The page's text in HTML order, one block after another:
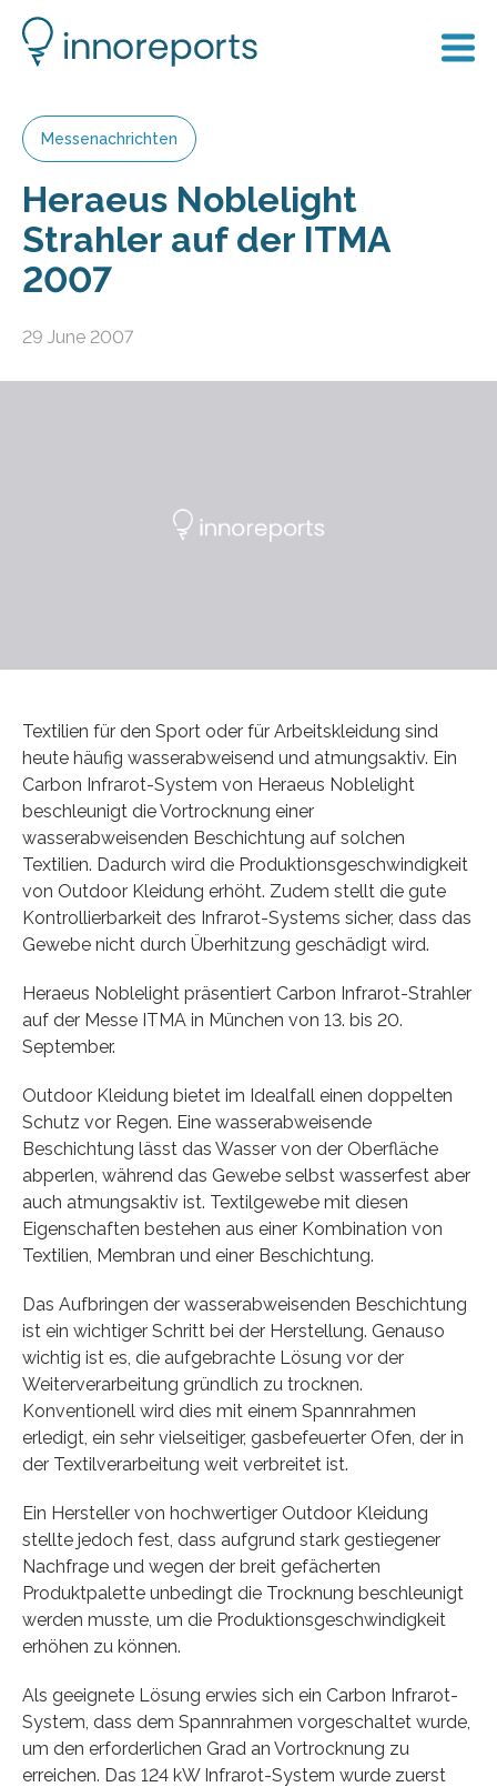
Messenachrichten
Heraeus Noblelight
Strahler auf der ITMA
2007
29 June 2007
Textilien für den Sport oder für Arbeitskleidung sind
heute häufig wasserabweisend und atmungsaktiv. Ein
Carbon Infrarot-System von Heraeus Noblelight
beschleunigt die Vortrocknung einer
wasserabweisenden Beschichtung auf solchen
Textilien. Dadurch wird die Produktionsgeschwindigkeit
von Outdoor Kleidung erhöht. Zudem stellt die gute
Kontrollierbarkeit des Infrarot-Systems sicher, dass das
Gewebe nicht durch Überhitzung geschädigt wird.
Heraeus Noblelight präsentiert Carbon Infrarot-Strahler
auf der Messe ITMA in München von 13. bis 20.
September.
Outdoor Kleidung bietet im Idealfall einen doppelten
Schutz vor Regen. Eine wasserabweisende
Beschichtung lässt das Wasser von der Oberfläche
abperlen, während das Gewebe selbst wasserfest aber
auch atmungsaktiv ist. Textilgewebe mit diesen
Eigenschaften bestehen aus einer Kombination von
Textilien, Membran und einer Beschichtung.
Das Aufbringen der wasserabweisenden Beschichtung
ist ein wichtiger Schritt bei der Herstellung. Genauso
wichtig ist es, die aufgebrachte Lösung vor der
Weiterverarbeitung gründlich zu trocknen.
Konventionell wird dies mit einem Spannrahmen
erledigt, ein sehr vielseitiger, gasbefeuerter Ofen, der in
der Textilverarbeitung weit verbreitet ist.
Ein Hersteller von hochwertiger Outdoor Kleidung
stellte jedoch fest, dass aufgrund stark gestiegener
Nachfrage und wegen der breit gefächerten
Produktpalette unbedingt die Trocknung beschleunigt
werden musste, um die Produktionsgeschwindigkeit
erhöhen zu können.
Als geeignete Lösung erwies sich ein Carbon Infrarot-
System, dass dem Spannrahmen vorgeschaltet wurde,
um den erforderlichen Grad an Vortrocknung zu
erreichen. Das 124 kW Infrarot-System wurde zuerst